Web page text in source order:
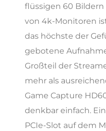
flüssigen 60
von 4k-Monitoren
das höchste der
gebotene
Großteil der
mehr als
Game Capture
denkbar einfach.
PCIe-Slot auf dem